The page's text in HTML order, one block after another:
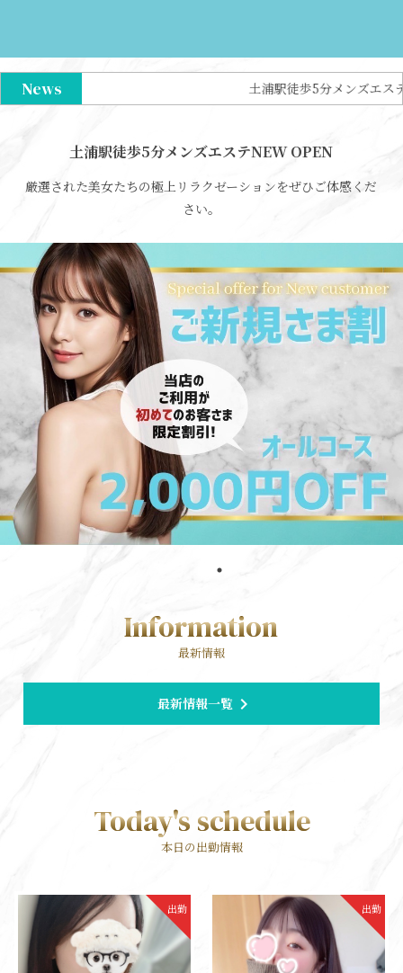
News 土浦駅徒歩5分メンズエステNEW OPEN
土浦駅徒歩5分メンズエステNEW OPEN
厳選された美女たちの極上リラクゼーションをぜひご体感くだ
さい。
Information
最新情報
最新情報一覧chevron_right
Today's schedule
本日の出勤情報
出勤 出勤